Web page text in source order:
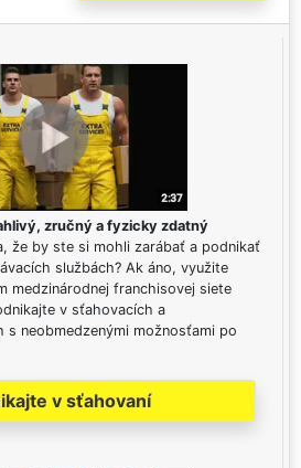
zručný a fyzicky zdatný
že by ste si mohli zarábať a podnikať
službách? Ak áno, využite
medzinárodnej franchisovej siete
v sťahovacích a
s neobmedzenými možnosťami po
v sťahovaní